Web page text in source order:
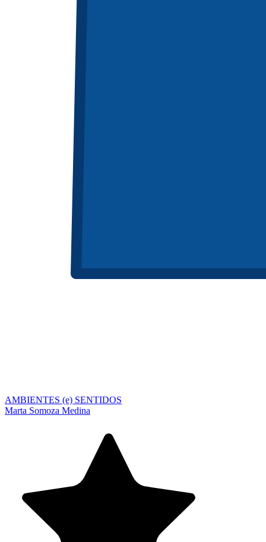
AMBIENTES (e) SENTIDOS
Marta Somoza Medina